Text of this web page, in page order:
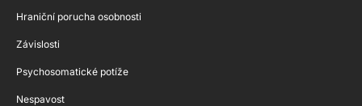
Hraniční porucha osobnosti
Závislosti
Psychosomatické potíže
Nespavost